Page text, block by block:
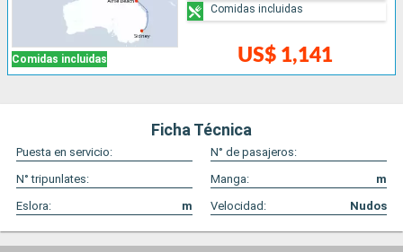
Comidas incluidas US$ 1,141
Comidas incluidas
Ficha Técnica
Puesta en servicio:
N° de pasajeros:
N° tripunlates:
Manga:
m
Eslora:
m Velocidad: Nudos